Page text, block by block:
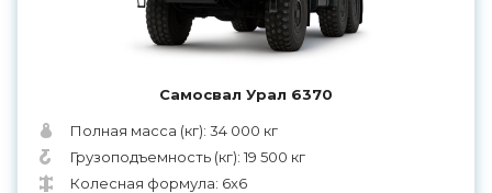
Самосвал Урал 6370
Полная масса (кг): 34 000 кг
Грузоподъемность (кг): 19 500 кг
Колесная формула: 6x6